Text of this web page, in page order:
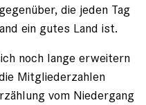
die jeden Tag
ein gutes Land ist.
noch lange erweitern
Mitgliederzahlen
vom Niedergang